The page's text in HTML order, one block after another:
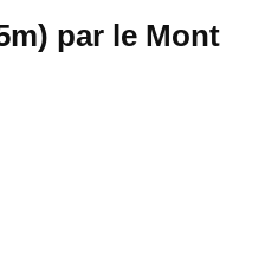
par le Mont